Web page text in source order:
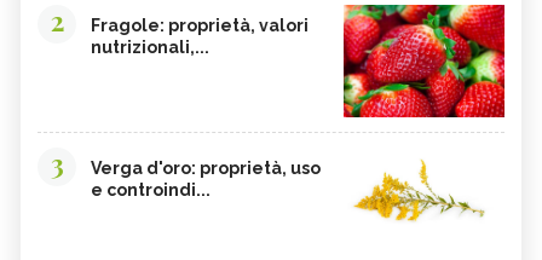
2
Fragole: proprietà, valori
nutrizionali,...
3
Verga d'oro: proprietà, uso
e controindi...